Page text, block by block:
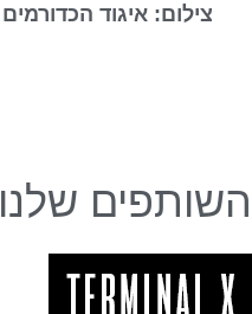
צילום: איגוד הכדורמים
השותפים שלנו